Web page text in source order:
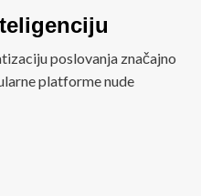
poslovanja značajno
platforme nude